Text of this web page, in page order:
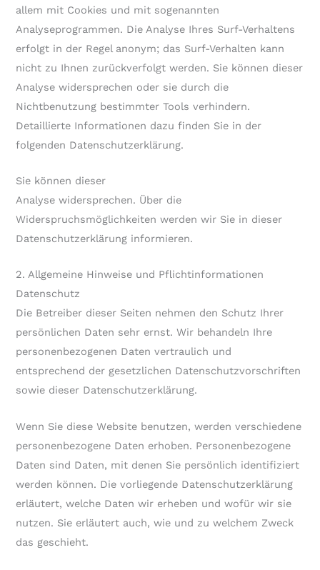
allem mit Cookies und mit sogenannten
Analyseprogrammen. Die Analyse Ihres Surf-Verhaltens
erfolgt in der Regel anonym; das Surf-Verhalten kann
nicht zu Ihnen zurückverfolgt werden. Sie können dieser
Analyse widersprechen oder sie durch die
Nichtbenutzung bestimmter Tools verhindern.
Detaillierte Informationen dazu finden Sie in der
folgenden Datenschutzerklärung.
Sie können dieser
Analyse widersprechen. Über die
Widerspruchsmöglichkeiten werden wir Sie in dieser
Datenschutzerklärung informieren.
2. Allgemeine Hinweise und Pflichtinformationen
Datenschutz
Die Betreiber dieser Seiten nehmen den Schutz Ihrer
persönlichen Daten sehr ernst. Wir behandeln Ihre
personenbezogenen Daten vertraulich und
entsprechend der gesetzlichen Datenschutzvorschriften
sowie dieser Datenschutzerklärung.
Wenn Sie diese Website benutzen, werden verschiedene
personenbezogene Daten erhoben. Personenbezogene
Daten sind Daten, mit denen Sie persönlich identifiziert
werden können. Die vorliegende Datenschutzerklärung
erläutert, welche Daten wir erheben und wofür wir sie
nutzen. Sie erläutert auch, wie und zu welchem Zweck
das geschieht.